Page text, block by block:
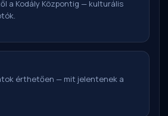
a Kodály Központig — kulturális
érthetően — mit jelentenek a